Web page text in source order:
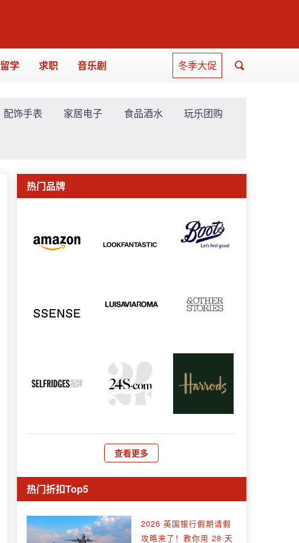
留学 求职 音乐剧 冬季大促
配饰手表 家居电子 食品酒水 玩乐团购
热门品牌
查看更多
热门折扣Top5
2026 英国银行假期请假
攻略来了！教你用 28 天